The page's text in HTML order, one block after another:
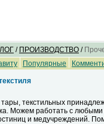
/ ПРОИЗВОДСТВО /
Популярные
текстильных
Можем работать с
и медучреждений.